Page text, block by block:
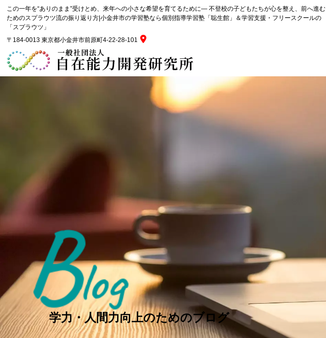
この一年を“ありのまま”受けとめ、来年への小さな希望を育てるために― 不登校の子どもたちが心を整え、前へ進む
ためのスプラウツ流の振り返り方|小金井市の学習塾なら個別指導学習塾「聡生館」＆学習支援・フリースクールの
「スプラウツ」
〒184-0013 東京都小金井市前原町4-22-28-101
Blog
学力・人間力向上のためのブログ